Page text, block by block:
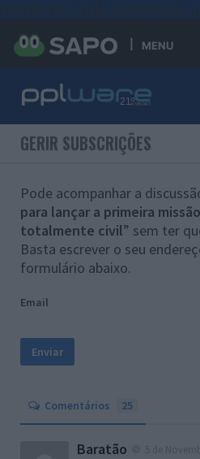
MENU
GERIR SUBSCRIÇÕES
Pode acompanhar a
para lançar a primeira
totalmente civil” sem ter
Basta escrever o seu
formulário abaixo.
Email
Comentários 25
Baratão